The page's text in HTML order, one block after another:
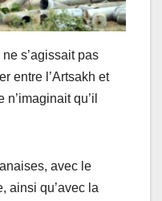
ne s’agissait pas
entre l’Artsakh et
qu’il
avec le
ainsi qu’avec la